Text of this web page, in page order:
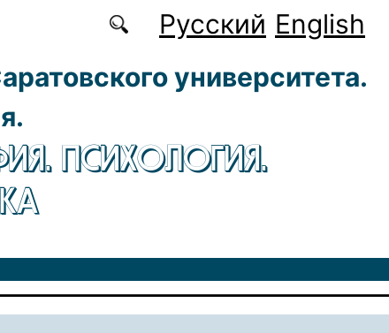
Русский English
университета.
ПСИХОЛОГИЯ.